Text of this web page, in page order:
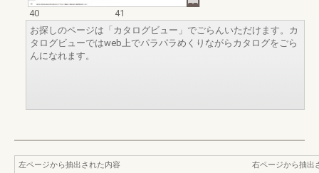
40
41
お探しのページは「カタログビュー」でごらんいただけます。カ
タログビューではweb上でパラパラめくりながらカタログをごら
んになれます。
左ページから抽出された内容
右ページから抽出